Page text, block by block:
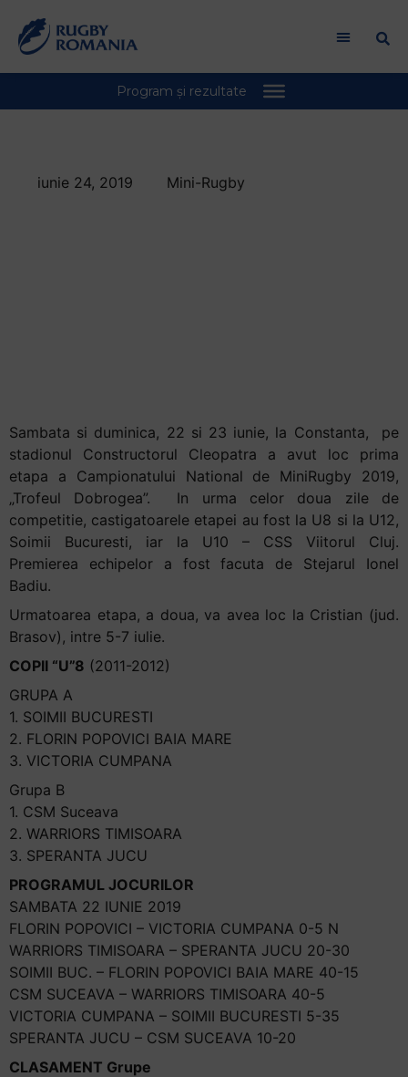
iunie 24, 2019 Mini-Rugby
Sambata si duminica, 22 si 23 iunie, la Constanta, pe
stadionul Constructorul Cleopatra a avut loc prima
etapa a Campionatului National de MiniRugby 2019,
„Trofeul Dobrogea”. In urma celor doua zile de
competitie, castigatoarele etapei au fost la U8 si la U12,
Soimii Bucuresti, iar la U10 – CSS Viitorul Cluj.
Premierea echipelor a fost facuta de Stejarul Ionel
Badiu.
Urmatoarea etapa, a doua, va avea loc la Cristian (jud.
Brasov), intre 5-7 iulie.
COPII “U”8 (2011-2012)
GRUPA A
1. SOIMII BUCURESTI
2. FLORIN POPOVICI BAIA MARE
3. VICTORIA CUMPANA
Grupa B
1. CSM Suceava
2. WARRIORS TIMISOARA
3. SPERANTA JUCU
PROGRAMUL JOCURILOR
SAMBATA 22 IUNIE 2019
FLORIN POPOVICI – VICTORIA CUMPANA 0-5 N
WARRIORS TIMISOARA – SPERANTA JUCU 20-30
SOIMII BUC. – FLORIN POPOVICI BAIA MARE 40-15
CSM SUCEAVA – WARRIORS TIMISOARA 40-5
VICTORIA CUMPANA – SOIMII BUCURESTI 5-35
SPERANTA JUCU – CSM SUCEAVA 10-20
CLASAMENT Grupe